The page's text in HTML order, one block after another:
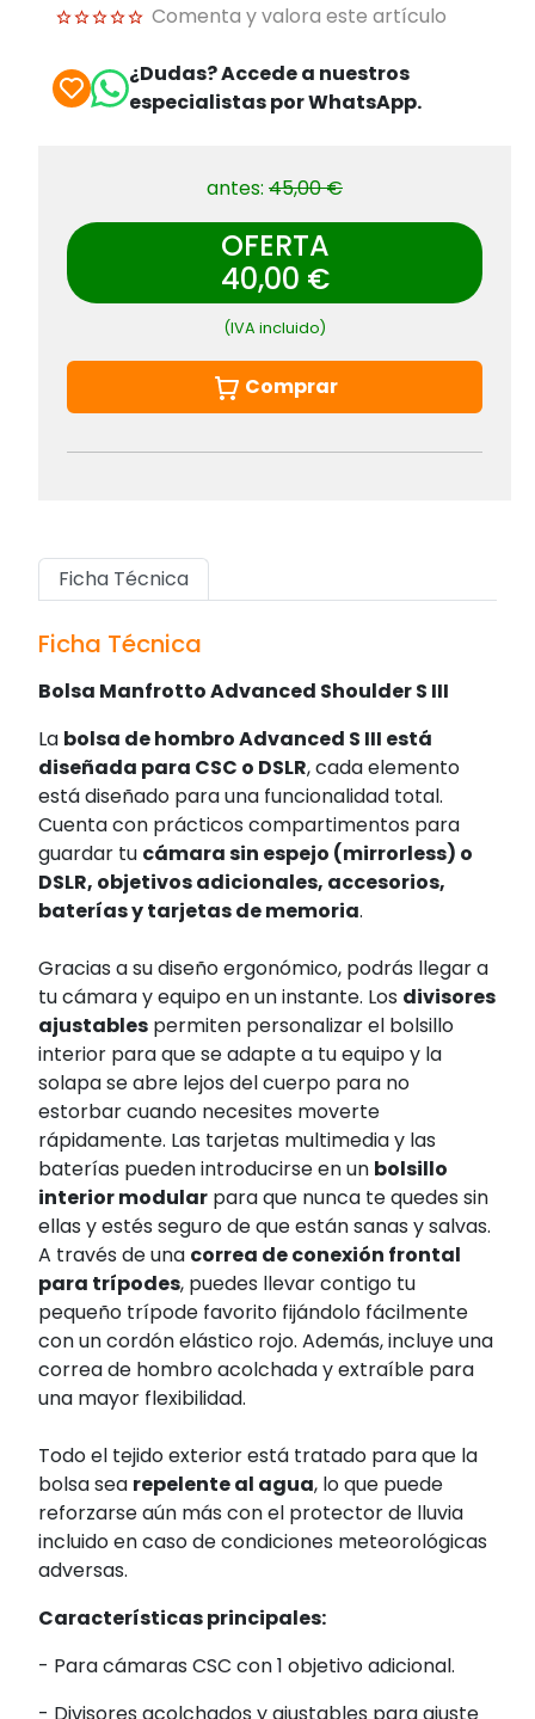
Comenta y valora este artículo
¿Dudas? Accede a nuestros
especialistas por WhatsApp.
antes: 45,00 €
OFERTA
40,00 €
(IVA incluido)
Comprar
Ficha Técnica
Ficha Técnica
Bolsa Manfrotto Advanced Shoulder S III
La bolsa de hombro Advanced S III está
diseñada para CSC o DSLR, cada elemento
está diseñado para una funcionalidad total.
Cuenta con prácticos compartimentos para
guardar tu cámara sin espejo (mirrorless) o
DSLR, objetivos adicionales, accesorios,
baterías y tarjetas de memoria.
Gracias a su diseño ergonómico, podrás llegar a
tu cámara y equipo en un instante. Los divisores
ajustables permiten personalizar el bolsillo
interior para que se adapte a tu equipo y la
solapa se abre lejos del cuerpo para no
estorbar cuando necesites moverte
rápidamente. Las tarjetas multimedia y las
baterías pueden introducirse en un bolsillo
interior modular para que nunca te quedes sin
ellas y estés seguro de que están sanas y salvas.
A través de una correa de conexión frontal
para trípodes, puedes llevar contigo tu
pequeño trípode favorito fijándolo fácilmente
con un cordón elástico rojo. Además, incluye una
correa de hombro acolchada y extraíble para
una mayor flexibilidad.
Todo el tejido exterior está tratado para que la
bolsa sea repelente al agua, lo que puede
reforzarse aún más con el protector de lluvia
incluido en caso de condiciones meteorológicas
adversas.
Características principales:
- Para cámaras CSC con 1 objetivo adicional.
- Divisores acolchados y ajustables para ajuste